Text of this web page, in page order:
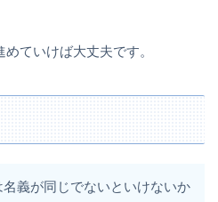
ていけば大丈夫です。
義が同じでないといけないか